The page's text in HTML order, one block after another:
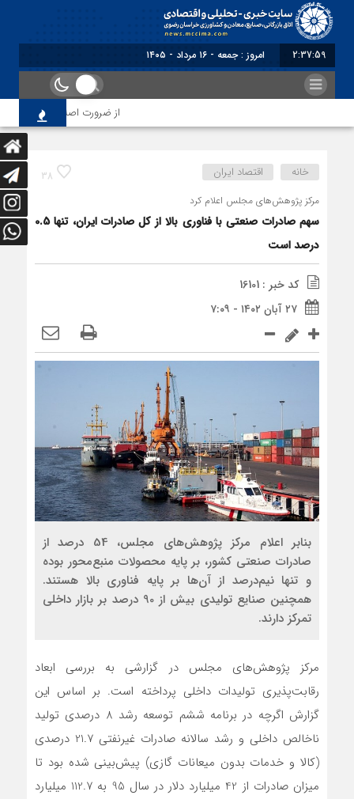
2:38:00 برابر با : Friday - 7 August - 2026
از ضرورت اصلاح رویه‌های
38 خانه اقتصاد ایران
مرکز پژوهش‌های مجلس اعلام کرد
سهم صادرات صنعتی با فناوری بالا از کل صادرات ایران، تنها 0.5
درصد است
کد خبر : 16101
۲۷ آبان ۱۴۰۲ - ۷:۰۹
بنابر اعلام مرکز پژوهش‌های مجلس، 54 درصد از
صادرات صنعتی کشور، بر پایه محصولات منبع‌محور بوده
و تنها نیم‌درصد از آن‌ها بر پایه فناوری بالا هستند.
همچنین صنایع تولیدی بیش از 90 درصد بر بازار داخلی
تمرکز دارند.
مرکز پژوهش‌های مجلس در گزارشی به بررسی ابعاد
رقابت‌پذیری تولیدات داخلی پرداخته است. بر اساس این
گزارش اگرچه در برنامه ششم توسعه رشد 8 درصدی تولید
ناخالص داخلی و رشد سالانه صادرات غیرنفتی 21.7 درصدی
(کالا و خدمات بدون میعانات گازی) پیش‌بینی ‌شده بود تا
میزان صادرات از 42 میلیارد دلار در سال 95 به 112.7 میلیارد